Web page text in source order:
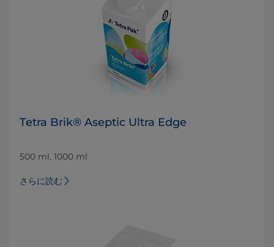
Tetra Brik® Aseptic Ultra Edge
500 ml, 1000 ml
さらに読む